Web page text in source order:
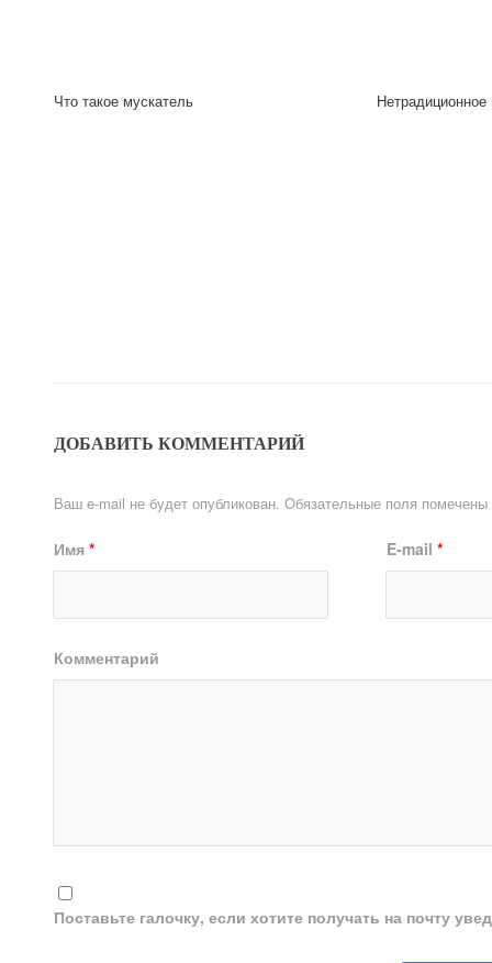
Что такое мускатель
ДОБАВИТЬ КОММЕНТАРИЙ
Ваш e-mail не будет опубликован. Обязательные поля помечены
Имя * E-mail *
Комментарий
Поставьте галочку, если хотите получать на почту